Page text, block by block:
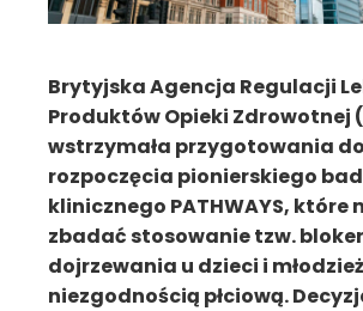
Brytyjska Agencja Regulacji
Produktów Opieki Zdrowotnej
wstrzymała przygotowania do
rozpoczęcia pionierskiego
klinicznego PATHWAYS, które
zbadać stosowanie tzw.
dojrzewania u dzieci i
niezgodnością płciową.